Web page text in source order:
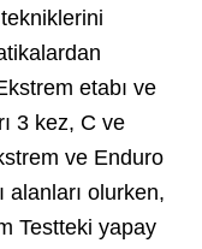
etabı ve
3 kez, C ve
ve Enduro
alanları olurken,
Testteki yapay